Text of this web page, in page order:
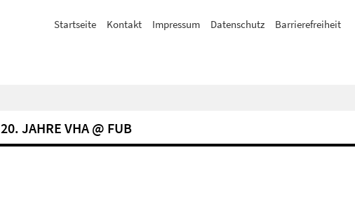
Startseite Kontakt Impressum Datenschutz Barrierefreiheit
20. JAHRE VHA @ FUB